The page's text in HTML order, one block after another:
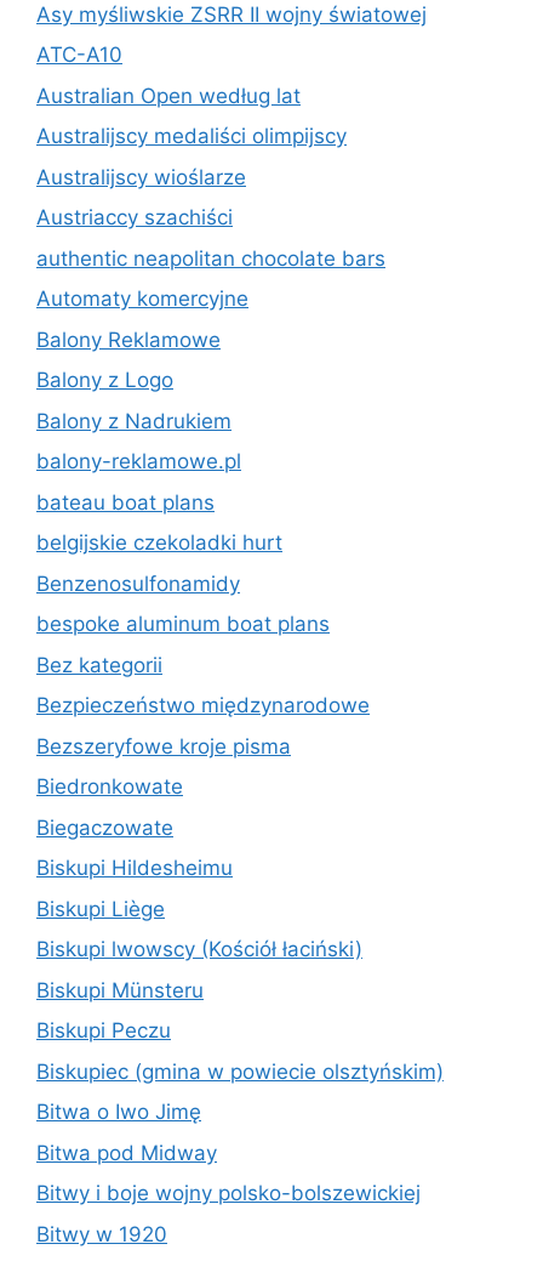
Asy myśliwskie ZSRR II wojny światowej
ATC-A10
Australian Open według lat
Australijscy medaliści olimpijscy
Australijscy wioślarze
Austriaccy szachiści
authentic neapolitan chocolate bars
Automaty komercyjne
Balony Reklamowe
Balony z Logo
Balony z Nadrukiem
balony-reklamowe.pl
bateau boat plans
belgijskie czekoladki hurt
Benzenosulfonamidy
bespoke aluminum boat plans
Bez kategorii
Bezpieczeństwo międzynarodowe
Bezszeryfowe kroje pisma
Biedronkowate
Biegaczowate
Biskupi Hildesheimu
Biskupi Liège
Biskupi lwowscy (Kościół łaciński)
Biskupi Münsteru
Biskupi Peczu
Biskupiec (gmina w powiecie olsztyńskim)
Bitwa o Iwo Jimę
Bitwa pod Midway
Bitwy i boje wojny polsko-bolszewickiej
Bitwy w 1920